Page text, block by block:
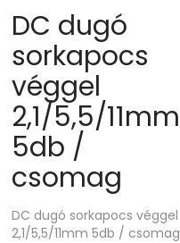
DC dugó
sorkapocs
véggel
2,1/5,5/11mm
5db /
csomag
DC dugó sorkapocs véggel
2,1/5,5/11mm 5db / csomag